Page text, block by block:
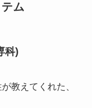
ム
科)
教えてくれた、